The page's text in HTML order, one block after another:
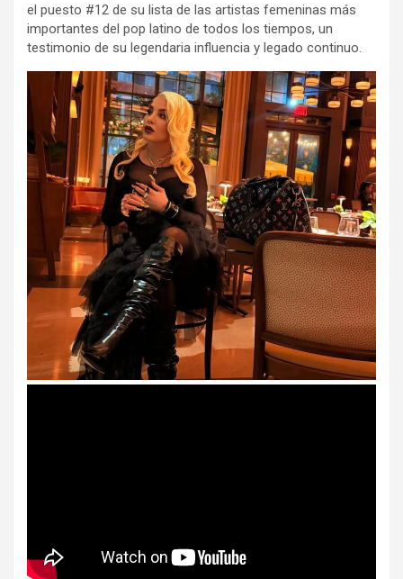
el puesto #12 de su lista de las artistas femeninas más
importantes del pop latino de todos los tiempos, un
testimonio de su legendaria influencia y legado continuo.